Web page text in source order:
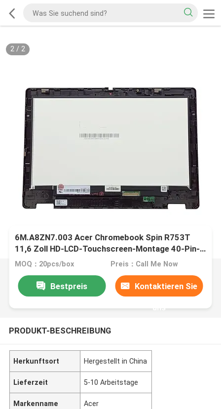
2/ 2
6M.A8ZN7.003 Acer Chromebook Spin R753T
11,6 Zoll HD-LCD-Touchscreen-Montage 40-Pin-
Anschluss mit Kunststoffbezel
MOQ：20pcs/box Preis：Call Me Now
Bestpreis Kontaktieren Sie
uns
PRODUKT-BESCHREIBUNG
Herkunftsort Hergestellt in China
Lieferzeit 5-10 Arbeitstage
Markenname Acer